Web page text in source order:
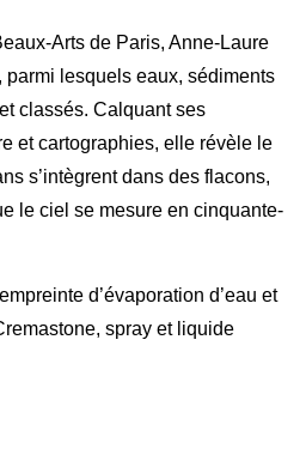
Arts de Paris, Anne-Laure
parmi lesquels eaux, sédiments
classés. Calquant ses
et cartographies, elle révèle le
s’intègrent dans des flacons,
le ciel se mesure en cinquante-
d’évaporation d’eau et
spray et liquide